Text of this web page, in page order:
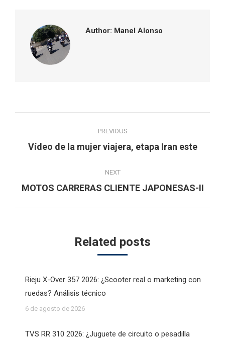
Author: Manel Alonso
navigation
PREVIOUS
Previous
Vídeo de la mujer viajera, etapa Iran este
NEXT
Next
MOTOS CARRERAS CLIENTE JAPONESAS-II
Related posts
Rieju X-Over 357 2026: ¿Scooter real o marketing con
ruedas? Análisis técnico
6 de agosto de 2026
TVS RR 310 2026: ¿Juguete de circuito o pesadilla